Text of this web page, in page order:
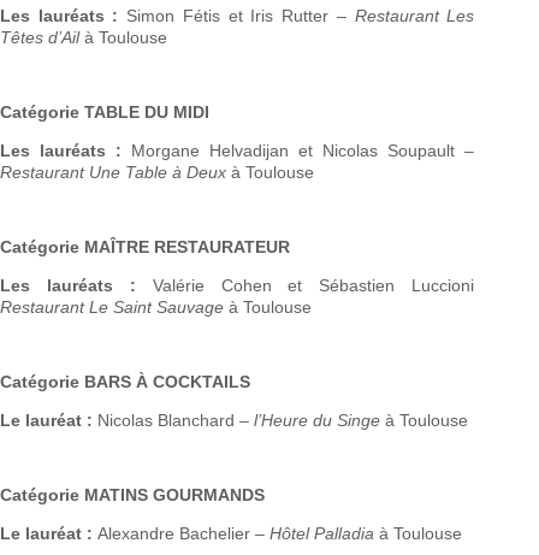
Les lauréats : Simon Fétis et Iris Rutter – Restaurant Les
Têtes d’Ailà Toulouse
Catégorie TABLE DU MIDI
Les lauréats : Morgane Helvadijan et Nicolas Soupault –
Restaurant Une Table à Deux à Toulouse
Catégorie MAÎTRE RESTAURATEUR
Les lauréats : Valérie Cohen et Sébastien Luccioni
Restaurant Le Saint Sauvage à Toulouse
Catégorie BARS À COCKTAILS
Le lauréat : Nicolas Blanchard – l’Heure du Singe à Toulouse
Catégorie MATINS GOURMANDS
Le lauréat : Alexandre Bachelier – Hôtel Palladia à Toulouse